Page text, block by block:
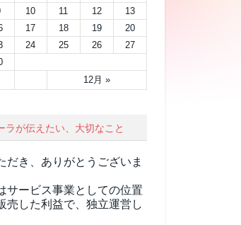
12月 »
10 11 12
13
17 18 19
20
24 25 26
27
ラが伝えたい、大切なこと
だき、ありがとうございま
サービス事業としての位置
売した利益で、独立運営し